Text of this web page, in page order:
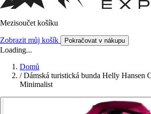
Mezisoučet košíku
Zobrazit můj košík Pokračovat v nákupu
Loading...
Domů
/ Dámská turistická bunda Helly Hansen
Minimalist